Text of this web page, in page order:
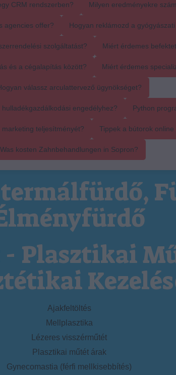
CRM rendszerben? Milyen eredményekre
agencies offer? Hogyan reklámozd a
szolgáltatást? Miért érdemes
és a cégalapítás között? Miért érdemes
válassz arculattervező ügynökséget?
engedélyhez? Python
teljesítményét? Tippek a bútorok
Was kosten Zahnbehandlungen in Sopron?
- Plasztikai
Ajakfeltöltés
Mellplasztika
Lézeres visszérműtét
Plasztikai műtét árak
Gynecomastia (férfi mellkisebbítés)